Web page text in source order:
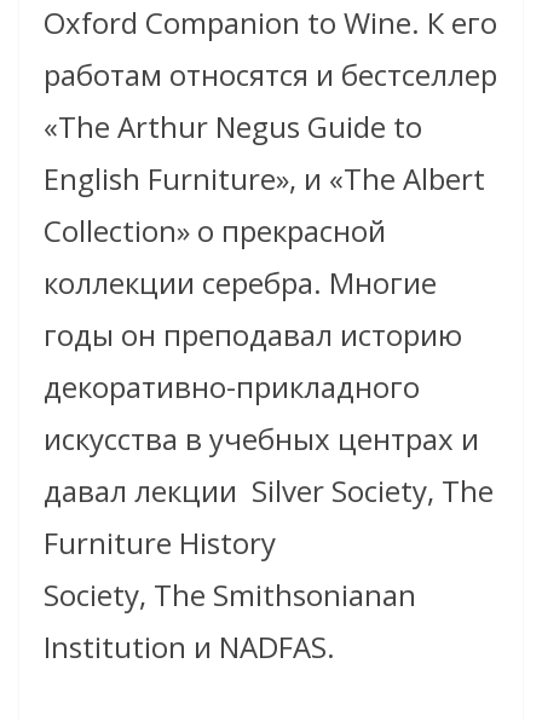
Oxford Companion to Wine. К его
работам относятся и бестселлер
«The Arthur Negus Guide to
English Furniture», и «The Albert
Collection» о прекрасной
коллекции серебра. Многие
годы он преподавал историю
декоративно-прикладного
искусства в учебных центрах и
давал лекции Silver Society, The
Furniture History
Society, The Smithsonianan
Institution и NADFAS.